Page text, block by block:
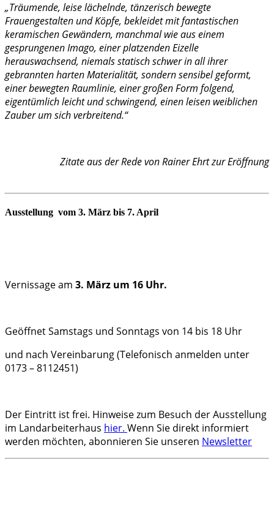
„Träumende, leise lächelnde, tänzerisch bewegte
Frauengestalten und Köpfe, bekleidet mit fantastischen
keramischen Gewändern, manchmal wie aus einem
gesprungenen Imago, einer platzenden Eizelle
herauswachsend, niemals statisch schwer in all ihrer
gebrannten harten Materialität, sondern sensibel geformt,
einer bewegten Raumlinie, einer großen Form folgend,
eigentümlich leicht und schwingend, einen leisen weiblichen
Zauber um sich verbreitend.“
Zitate aus der Rede von Rainer Ehrt zur Eröffnung
Ausstellung vom 3. März bis 7. April
Vernissage am 3. März um 16 Uhr.
Geöffnet Samstags und Sonntags von 14 bis 18 Uhr
und nach Vereinbarung (Telefonisch anmelden unter
0173 – 8112451)
Der Eintritt ist frei. Hinweise zum Besuch der Ausstellung
im Landarbeiterhaus hier. Wenn Sie direkt informiert
werden möchten, abonnieren Sie unseren Newsletter